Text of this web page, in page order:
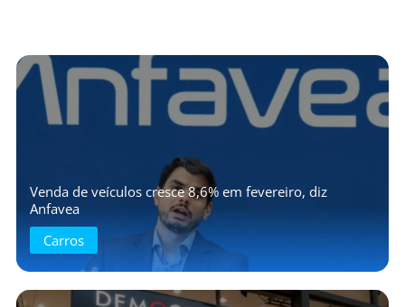
Venda de veículos cresce 8,6% em fevereiro, diz
Anfavea
Carros